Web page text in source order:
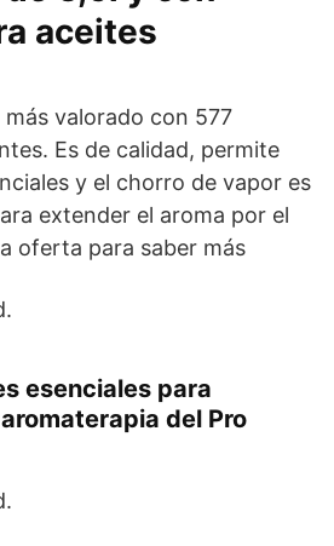
aceites
más valorado con 577
Es de calidad, permite
y el chorro de vapor es
extender el aroma por el
oferta para saber más
esenciales para
del Pro